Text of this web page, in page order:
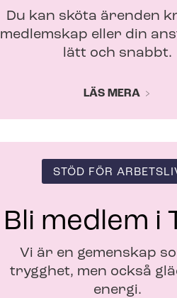
Du kan sköta ärenden
medlemskap eller din
lätt och snabbt.
LÄS MERA
STÖD FÖR
Bli medlem i
Vi är en gemenskap
trygghet, men också
energi.